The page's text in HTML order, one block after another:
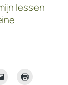
lessen